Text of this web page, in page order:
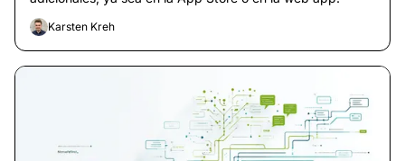
Karsten Kreh